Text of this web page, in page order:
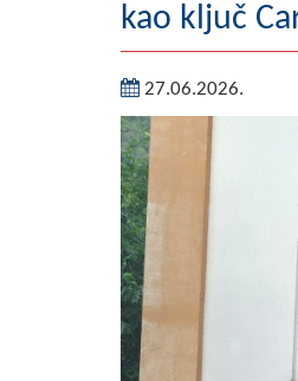
kao ključ
27.06.2026.